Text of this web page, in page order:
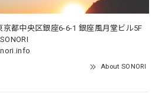
京都中央区銀座6-6-1 銀座風月堂ビル5F
About SONORI